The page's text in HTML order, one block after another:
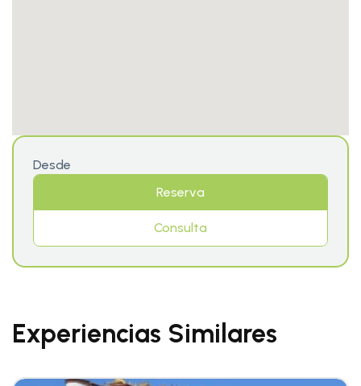
Desde
Reserva
Consulta
Experiencias Similares